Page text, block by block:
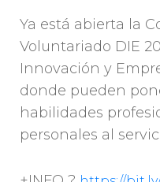
Ya está abierta la
Voluntariado DIE
Innovación y
donde pueden
habilidades
personales al